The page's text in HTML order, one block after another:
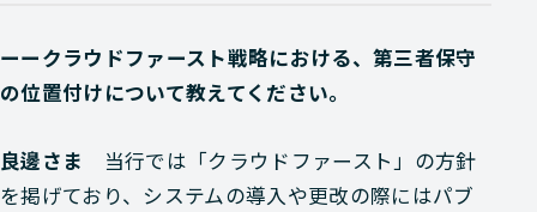
ーークラウドファースト戦略における、第三者保守
の位置付けについて教えてください。
良邊さま 当行では「クラウドファースト」の方針
を掲げており、システムの導入や更改の際にはパブ